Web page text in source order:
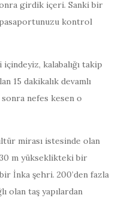
girdik içeri. Sanki bir
kontrol
kalabalığı takip
15 dakikalık devamlı
sonra nefes kesen o
mirası istesinde olan
m yükseklikteki bir
İnka şehri. 200’den fazla
olan taş yapılardan